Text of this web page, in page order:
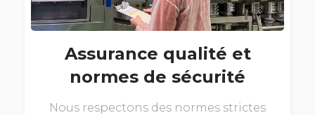
Assurance qualité et
normes de sécurité
Nous respectons des normes strictes